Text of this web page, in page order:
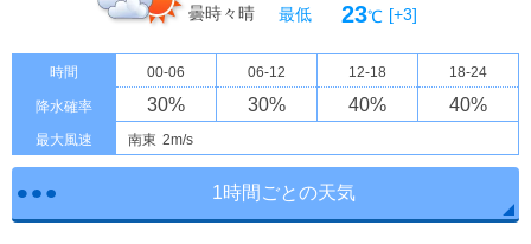
曇時々晴
最低
23℃ [+3]
時間 00-06 06-12 12-18 18-24
降水確率 30% 30% 40% 40%
最大風速 南東 2m/s
1時間ごとの天気